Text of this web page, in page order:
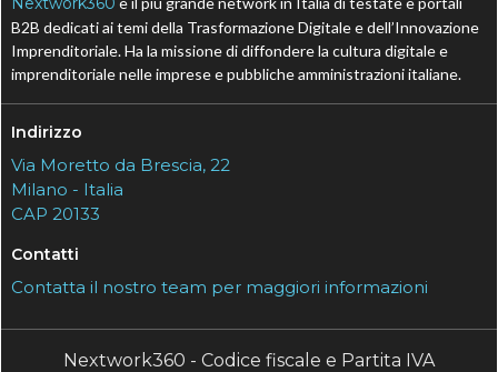
B2B dedicati ai temi della Trasformazione Digitale e dell’Innovazione
Imprenditoriale. Ha la missione di diffondere la cultura digitale e
imprenditoriale nelle imprese e pubbliche amministrazioni italiane.
Indirizzo
Via Moretto da Brescia, 22
Milano - Italia
CAP 20133
Contatti
Contatta il nostro team per maggiori informazioni
Nextwork360 - Codice fiscale e Partita IVA